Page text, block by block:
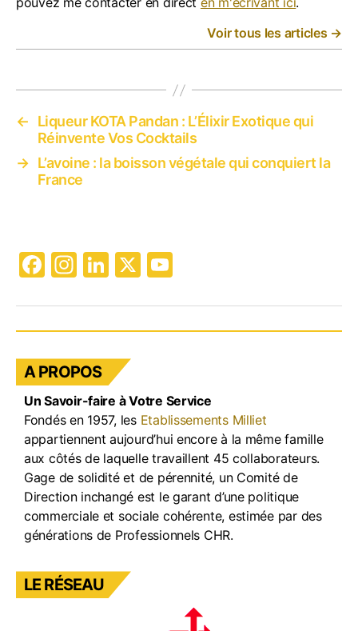
Voir tous les articles →
←
Liqueur KOTA Pandan : L’Élixir Exotique qui
Réinvente Vos Cocktails
→ L’avoine : la boisson végétale qui conquiert la
France
F
c
e
b
o
o
k
In
a
gr
a
m
Li
k
e
dI
n
X
u
T
b
e
A PROPOS
Un Savoir-faire à Votre Service
Fondés en 1957, les Etablissements Milliet
appartiennent aujourd’hui encore à la même famille
aux côtés de laquelle travaillent 45 collaborateurs.
Gage de solidité et de pérennité, un Comité de
Direction inchangé est le garant d’une politique
commerciale et sociale cohérente, estimée par des
générations de Professionnels CHR.
LE RÉSEAU